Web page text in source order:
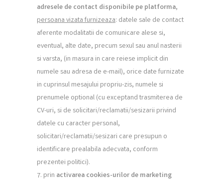
adresele de contact disponibile pe platforma,
persoana vizata furnizeaza: datele sale de contact
aferente modalitatii de comunicare alese si,
eventual, alte date, precum sexul sau anul nasterii
si varsta, (in masura in care reiese implicit din
numele sau adresa de e-mail), orice date furnizate
in cuprinsul mesajului propriu-zis, numele si
prenumele optional (cu exceptand trasmiterea de
CV-uri, si de solicitari/reclamatii/sesizarii privind
datele cu caracter personal,
solicitari/reclamatii/sesizari care presupun o
identificare prealabila adecvata, conform
prezentei politici).
prin activarea cookies-urilor de marketing